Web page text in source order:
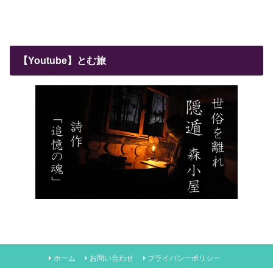
【Youtube】とむ旅
ホーム お問い合わせ プライバシーポリシー